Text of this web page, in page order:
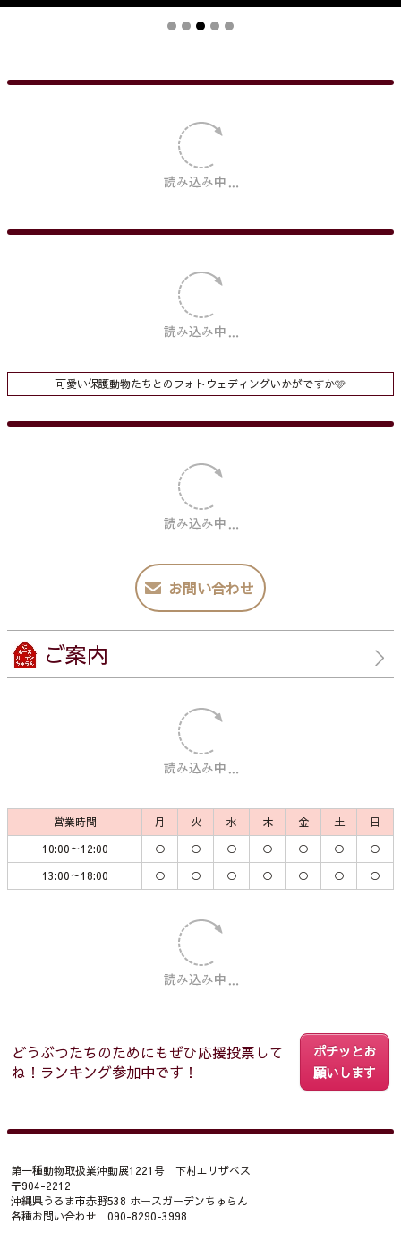
可愛い保護動物たちとのフォトウェディングいかがですか🩷
お問い合わせ
ご案内
営業時間 月 火 水 木 金 土
日
10:00～12:00
○ ○ ○ ○ ○ ○
○
13:00～18:00
○ ○ ○ ○ ○ ○ ○
どうぶつたちのためにもぜひ応援投票して
ね！ランキング参加中です！
ポチッとお
願いします
第一種動物取扱業沖動展1221号 下村エリザベス
〒904-2212
沖縄県うるま市赤野538 ホースガーデンちゅらん
各種お問い合わせ 090-8290-3998